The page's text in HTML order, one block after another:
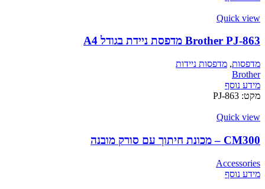
Quick view
Brother PJ-863 מדפסת ניידת בגודל A4
מדפסות, מדפסות ניידות
Brother
מידע נוסף
מקט: PJ-863
Quick view
CM300 – מכונת חיתוך עם סורק מובנה
Accessories
מידע נוסף